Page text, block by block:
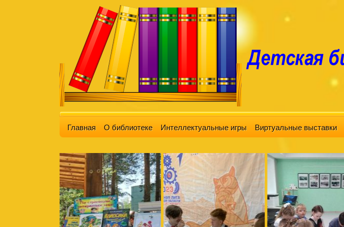
Главная О библиотеке Интеллектуальные игры Виртуальные выставки